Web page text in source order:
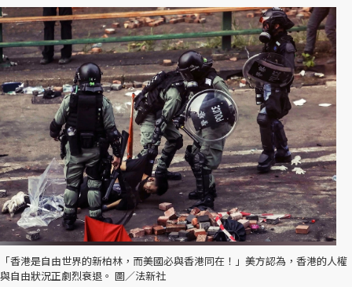
「香港是自由世界的新柏林，而美國必與香港同在！」美方認為，香港的人權
與自由狀況正劇烈衰退。 圖／法新社